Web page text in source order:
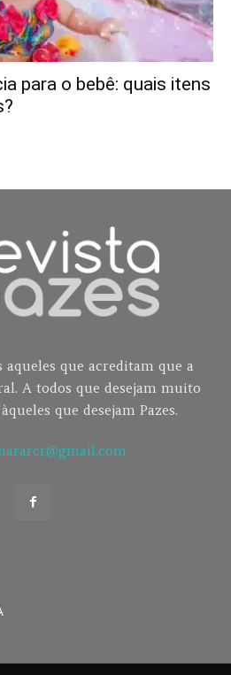
para o bebê: quais itens
que acreditam que a
A todos que desejam muito
que desejam Pazes.